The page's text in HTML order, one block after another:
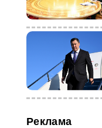
Реклама